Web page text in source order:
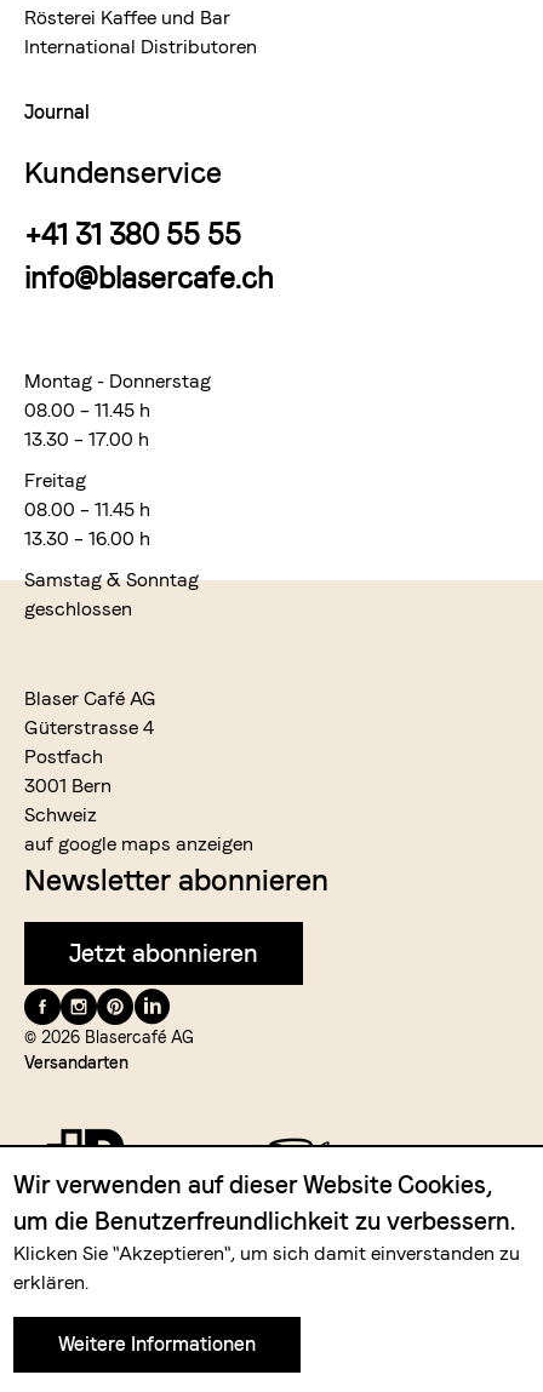
Rösterei Kaffee und Bar
International Distributoren
Journal
Kundenservice
+41 31 380 55 55
info@blasercafe.ch
Montag - Donnerstag
08.00 – 11.45 h
13.30 – 17.00 h
Freitag
08.00 – 11.45 h
13.30 – 16.00 h
Samstag & Sonntag
geschlossen
Blaser Café AG
Güterstrasse 4
Postfach
3001 Bern
Schweiz
auf google maps anzeigen
Newsletter abonnieren
Jetzt abonnieren
Folge
uns
auf
© 2026 Blasercafé AG
Versandarten
Zahlungsmittel
Wir verwenden auf dieser Website Cookies,
um die Benutzerfreundlichkeit zu verbessern.
Klicken Sie "Akzeptieren", um sich damit einverstanden zu
erklären.
Weitere Informationen